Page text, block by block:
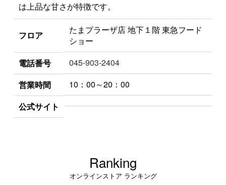
は上品な甘さが特徴です。
フロア
たまプラーザ店 地下１階 東急フード
ショー
電話番号
045-903-2404
営業時間
10：00～20：00
公式サイト
Ranking
オンラインストア ランキング